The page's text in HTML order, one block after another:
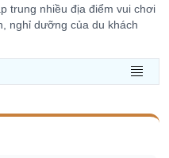
trung nhiều địa điểm vui chơi
nghỉ dưỡng của du khách